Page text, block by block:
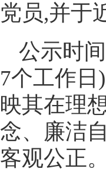
党员,并于
公示时
7个工作日 )
映其在理
念、廉洁
客观公正